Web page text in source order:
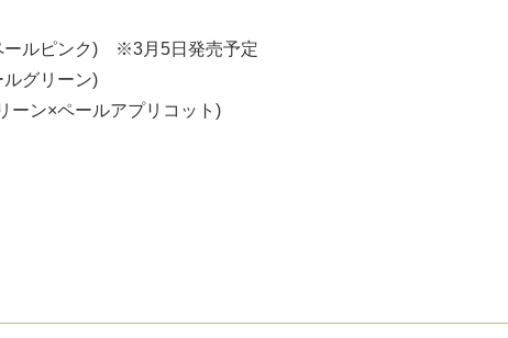
ールピンク) ※3月5日発売予定
ルグリーン)
ーン×ペールアプリコット)